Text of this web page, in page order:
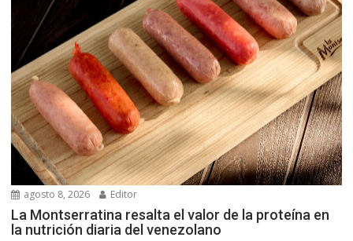
agosto 8, 2026 Editor
La Montserratina resalta el valor de la proteína en
la nutrición diaria del venezolano